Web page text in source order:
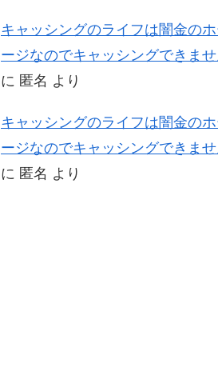
キャッシングのライフは闇金の
ージなのでキャッシングできませ
に 匿名 より
キャッシングのライフは闇金の
ージなのでキャッシングできませ
に 匿名 より